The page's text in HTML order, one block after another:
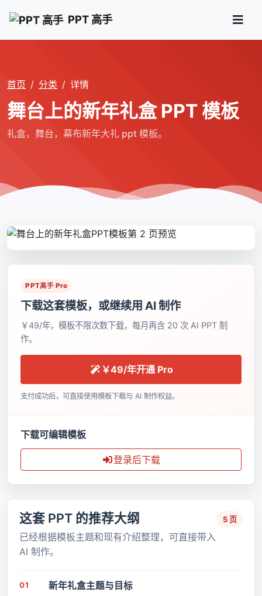
PPT 高手
首页 分类 详情
舞台上的新年礼盒 PPT 模板
礼盒，舞台，幕布新年大礼 ppt 模板。
PPT高手 Pro
下载这套模板，或继续用 AI 制作
￥49/年，模板不限次数下载，每月再含 20 次 AI PPT 制
作。
￥49/年开通 Pro
支付成功后，可直接使用模板下载与 AI 制作权益。
下载可编辑模板
登录后下载
这套 PPT 的推荐大纲
已经根据模板主题和现有介绍整理，可直接带入
AI 制作。
5 页
01 新年礼盒主题与目标